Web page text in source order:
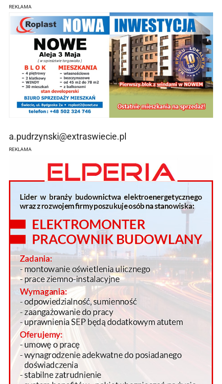
REKLAMA
a.pudrzynski@extraswiecie.pl
REKLAMA